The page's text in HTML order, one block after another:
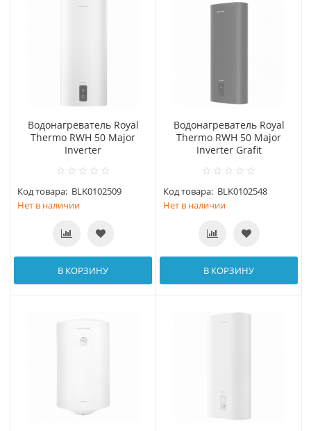
Водонагреватель Royal
Thermo RWH 50 Major
Inverter
Код товара: BLK0102509
Нет в наличии
В КОРЗИНУ
Водонагреватель Royal
Thermo RWH 50 Major
Inverter Grafit
Код товара: BLK0102548
Нет в наличии
В КОРЗИНУ